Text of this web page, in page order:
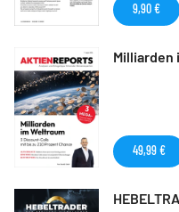
9,90 €
Milliarden
49,99 €